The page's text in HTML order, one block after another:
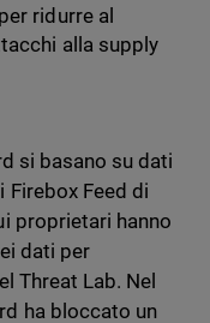
ridurre al
alla supply
si basano su dati
Firebox Feed di
proprietari hanno
dati per
Threat Lab. Nel
ha bloccato un